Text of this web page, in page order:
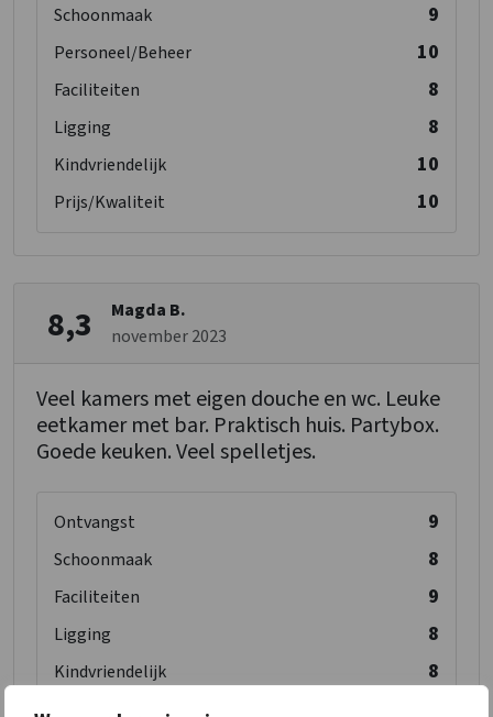
Schoonmaak 9
Personeel/Beheer 10
Faciliteiten 8
Ligging 8
Kindvriendelijk 10
Prijs/Kwaliteit 10
8,3
Magda B.
november 2023
Veel kamers met eigen douche en wc. Leuke
eetkamer met bar. Praktisch huis. Partybox.
Goede keuken. Veel spelletjes.
Ontvangst 9
Schoonmaak 8
Faciliteiten 9
Ligging 8
Kindvriendelijk 8
Prijs/Kwaliteit